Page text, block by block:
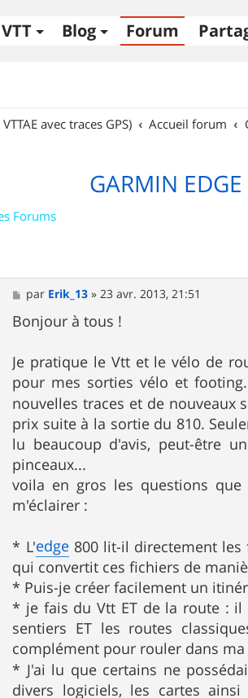
Blog Forum
avec traces GPS)
Accueil forum
GARMIN
Forums
M
e
s
s
g
e
par Erik_13 »23 avr. 2013, 21:51
Bonjour à tous !
Je pratique le Vtt et le vélo de
pour mes sorties vélo et
nouvelles traces et de nouveaux
prix suite à la sortie du 810.
lu beaucoup d'avis, peut-être
pinceaux...
voila en gros les questions
m'éclairer :
* L'edge800 lit-il directement les
qui convertit ces fichiers de
* Puis-je créer facilement un
* je fais du Vtt ET de la route :
sentiers ET les routes
complément pour rouler dans ma
* J'ai lu que certains ne
divers logiciels, les cartes